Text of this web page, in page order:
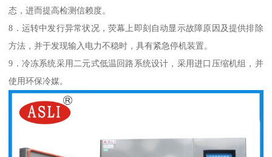
态，进而提高检测信赖度。
8．运转中发行异常状况，荧幕上即刻自动显示故障原因及提供排除
方法，并于发现输入电力不稳时，具有紧急停机装置。
9．冷冻系统采用二元式低温回路系统设计，采用进口压缩机组，并
使用环保冷媒。